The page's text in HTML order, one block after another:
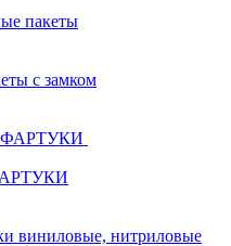
пакеты
с замком
виниловые, нитриловые